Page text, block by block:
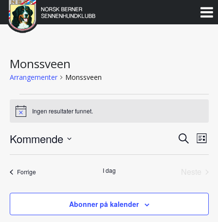
Gå
Norsk
Berner
Sennenhundklubb
Monssveen
Arrangementer Monssveen
Arrangementer
Notice Ingen resultater funnet.
Search
and
Views
Søk Liste
Kommende
ForrigeArrangementer I dag
Neste
Abonner på kalender